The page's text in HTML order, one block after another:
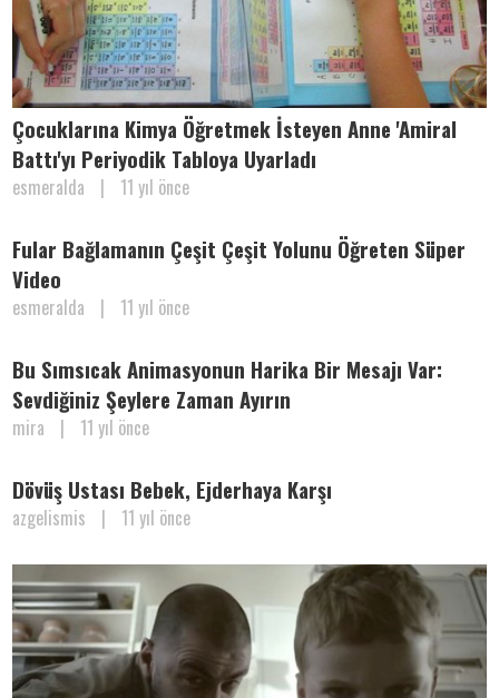
Çocuklarına Kimya Öğretmek İsteyen Anne 'Amiral
Battı'yı Periyodik Tabloya Uyarladı
esmeralda | 11 yıl önce
Fular Bağlamanın Çeşit Çeşit Yolunu Öğreten Süper
Video
esmeralda | 11 yıl önce
Bu Sımsıcak Animasyonun Harika Bir Mesajı Var:
Sevdiğiniz Şeylere Zaman Ayırın
mira | 11 yıl önce
Dövüş Ustası Bebek, Ejderhaya Karşı
azgelismis | 11 yıl önce